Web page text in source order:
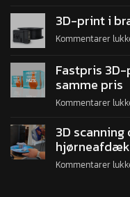
3D-print i
Kommentarer
Fastpris
samme pris
Kommentarer
3D
Kommentarer